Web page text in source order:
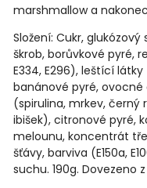
marshmallow a
Složení: Cukr,
škrob, borůvkové pyré,
E334, E296), leštící
banánové pyré,
(spirulina, mrkev, černý
ibišek), citronové pyré,
melounu, koncentrát
šťávy, barviva (E150a,
suchu. 190g. Dovezeno